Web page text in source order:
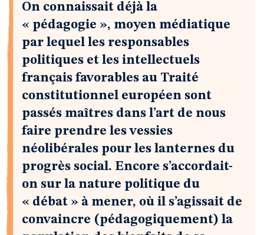
On connaissait déjà la
« pédagogie », moyen médiatique
par lequel les responsables
politiques et les intellectuels
français favorables au Traité
constitutionnel européen sont
passés maîtres dans l’art de nous
faire prendre les vessies
néolibérales pour les lanternes du
progrès social. Encore s’accordait-
on sur la nature politique du
« débat » à mener, où il s’agissait de
convaincre (pédagogiquement) la